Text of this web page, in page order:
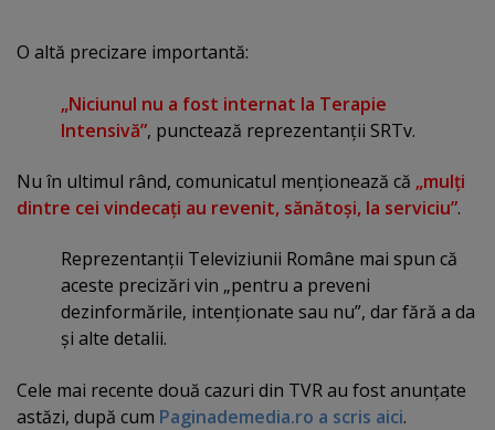
O altă precizare importantă:
„Niciunul nu a fost internat la Terapie
Intensivă”, punctează reprezentanţii SRTv.
Nu în ultimul rând, comunicatul menţionează că „mulţi
dintre cei vindecaţi au revenit, sănătoşi, la serviciu”.
Reprezentanţii Televiziunii Române mai spun că
aceste precizări vin „pentru a preveni
dezinformările, intenţionate sau nu”, dar fără a da
şi alte detalii.
Cele mai recente două cazuri din TVR au fost anunţate
astăzi, după cum Paginademedia.ro a scris aici.